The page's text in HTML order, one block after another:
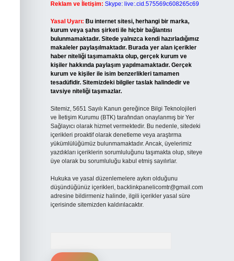
Reklam ve İletişim: Skype: live:.cid.575569c608265c69
Yasal Uyarı: Bu internet sitesi, herhangi bir marka,
kurum veya şahıs şirketi ile hiçbir bağlantısı
bulunmamaktadır. Sitede yalnızca kendi hazırladığımız
makaleler paylaşılmaktadır. Burada yer alan içerikler
haber niteliği taşımamakta olup, gerçek kurum ve
kişiler hakkında paylaşım yapılmamaktadır. Gerçek
kurum ve kişiler ile isim benzerlikleri tamamen
tesadüfidir. Sitemizdeki bilgiler taslak halindedir ve
tavsiye niteliği taşımazlar.
Sitemiz, 5651 Sayılı Kanun gereğince Bilgi Teknolojileri
ve İletişim Kurumu (BTK) tarafından onaylanmış bir Yer
Sağlayıcı olarak hizmet vermektedir. Bu nedenle, sitedeki
içerikleri proaktif olarak denetleme veya araştırma
yükümlülüğümüz bulunmamaktadır. Ancak, üyelerimiz
yazdıkları içeriklerin sorumluluğunu taşımakta olup, siteye
üye olarak bu sorumluluğu kabul etmiş sayılırlar.
Hukuka ve yasal düzenlemelere aykırı olduğunu
düşündüğünüz içerikleri, backlinkpanelicomtr@gmail.com
adresine bildirmeniz halinde, ilgili içerikler yasal süre
içerisinde sitemizden kaldırılacaktır.